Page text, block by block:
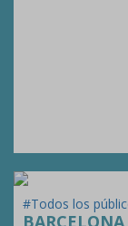
#Todos los